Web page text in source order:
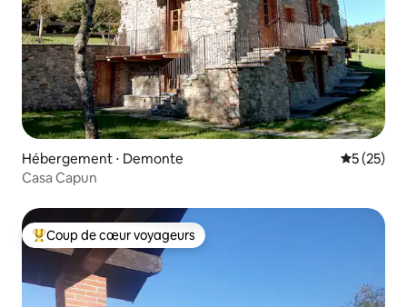
Hébergement ⋅ Demonte
5 (25)
Casa Capun
Coups de cœur voyageurs les plus appréciés
Coup de cœur voyageurs